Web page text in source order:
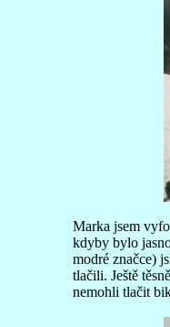
Marka jsem
kdyby bylo
modré značce)
tlačili. Ještě
nemohli tlačit